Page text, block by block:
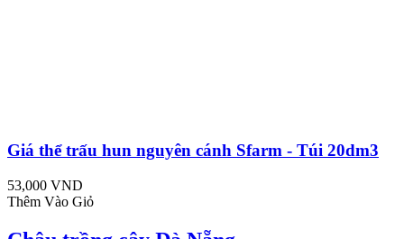
Giá thể trấu hun nguyên cánh Sfarm - Túi 20dm3
53,000 VND
Thêm Vào Giỏ